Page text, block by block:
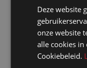
Deze website
onze website
alle cookies
Cookiebeleid.